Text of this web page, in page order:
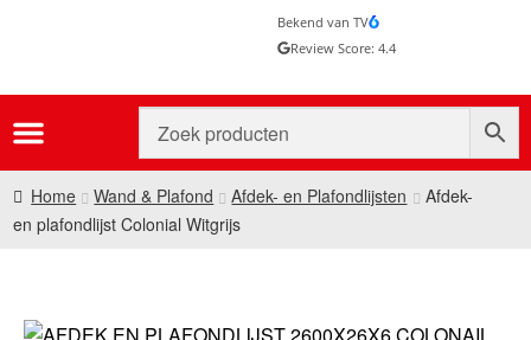
Bekend van TV
Review Score: 4.4
Home Wand & Plafond Afdek- en Plafondlijsten
Afdek-
en plafondlijst Colonial Witgrijs